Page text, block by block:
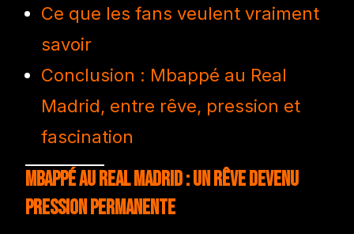
Ce que les fans veulent vraiment
savoir
Conclusion : Mbappé au Real
Madrid, entre rêve, pression et
fascination
Mbappé au Real Madrid : un rêve devenu
pression permanente